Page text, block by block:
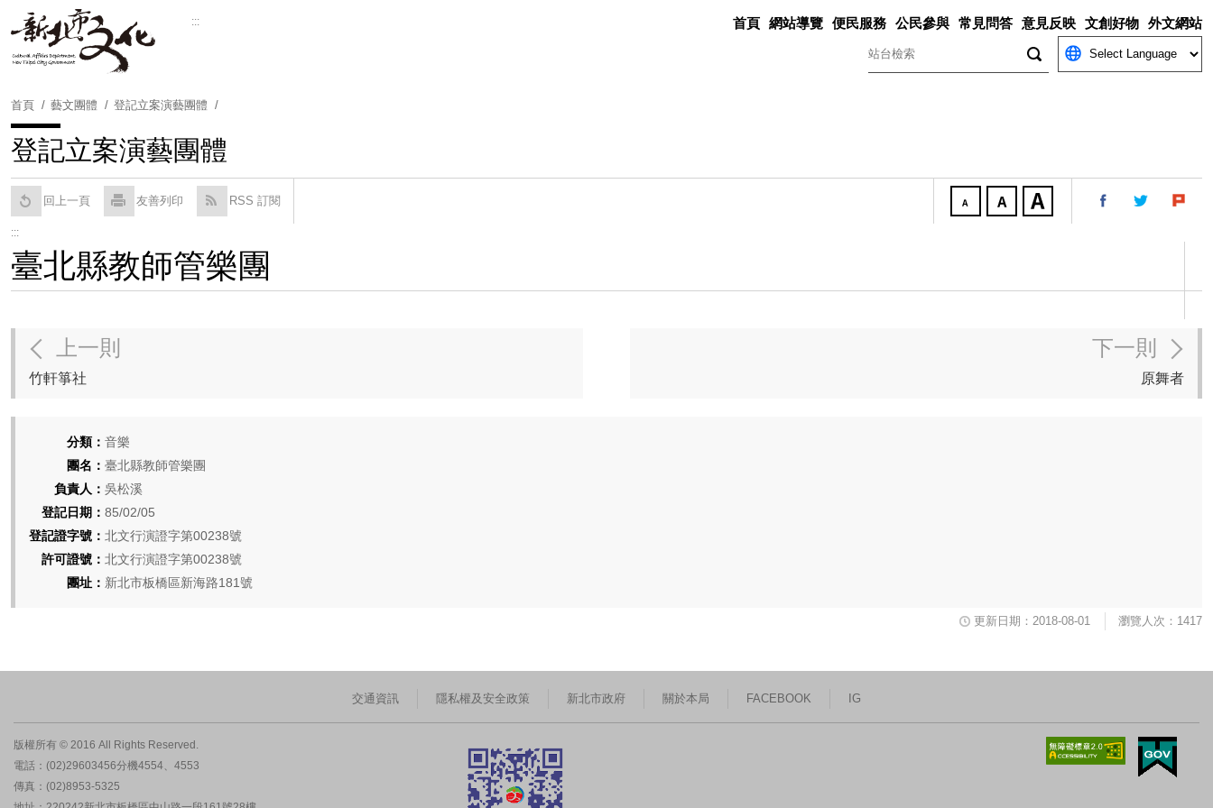
::: 首頁 網站導覽 便民服務 公民參與 常見問答 意見反映 文創好物 外文網站
首頁 藝文團體 登記立案演藝團體
登記立案演藝團體
回上一頁 友善列印 RSS 訂閱
:::
臺北縣教師管樂團
上一則
竹軒箏社
下一則
原舞者
分類： 音樂
團名： 臺北縣教師管樂團
負責人： 吳松溪
登記日期： 85/02/05
登記證字號： 北文行演證字第00238號
許可證號： 北文行演證字第00238號
團址： 新北市板橋區新海路181號
更新日期：2018-08-01 瀏覽人次：1417
交通資訊 隱私權及安全政策 新北市政府 關於本局 FACEBOOK IG
版權所有 © 2016 All Rights Reserved.
電話：(02)29603456分機4554、4553
傳真：(02)8953-5325